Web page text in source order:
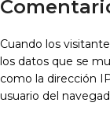
Cuando los
los datos que se
como la dirección
usuario del